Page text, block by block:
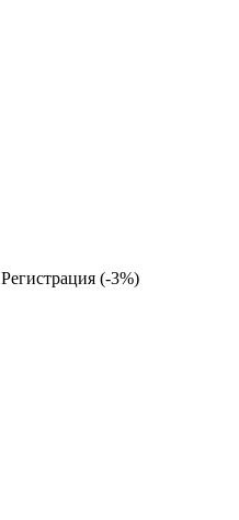
Регистрация (-3%)